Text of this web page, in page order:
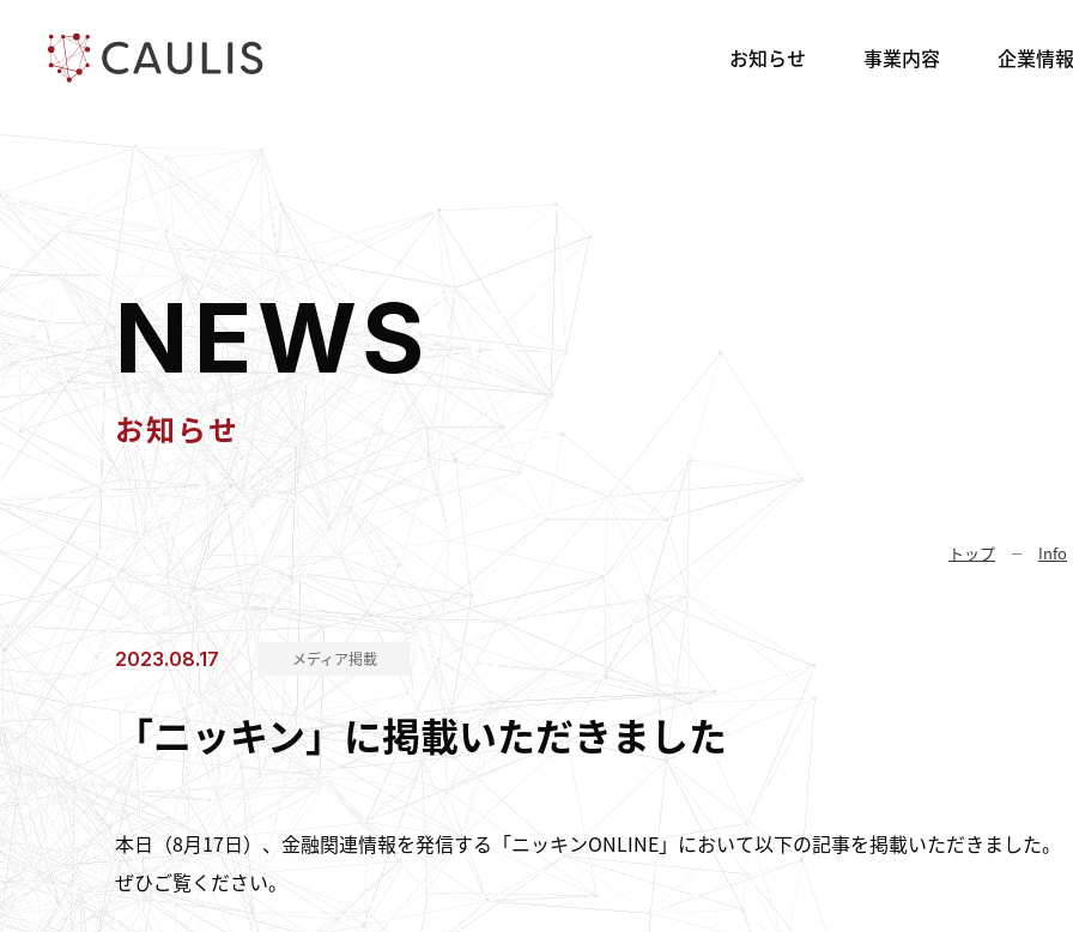
お知らせ 事業内容 企業情報
NEWS
お知らせ
トップ Info
2023.08.17 メディア掲載
「ニッキン」に掲載いただきました
本日（8月17日）、金融関連情報を発信する「ニッキンONLINE」において以下の記事を掲載いただきました。
ぜひご覧ください。